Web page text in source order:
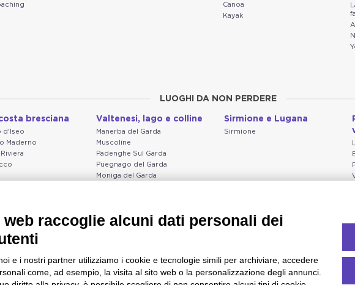
Canoa
Kayak
LUOGHI DA NON PERDERE
bresciana
d'Iseo
Maderno
Valtenesi, lago e colline
Manerba del Garda
Muscoline
Padenghe Sul Garda
Puegnago del Garda
Moniga del Garda
Sirmione e Lugana
Sirmione
web raccoglie alcuni dati personali dei
e i nostri partner utilizziamo i cookie e tecnologie simili per archiviare, accedere
come, ad esempio, la visita al sito web o la personalizzazione degli annunci.